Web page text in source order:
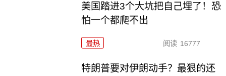
美国踏进3个大坑把自己埋了！恐
怕一个都爬不出
最热 阅读 16777
特朗普要对伊朗动手？最狠的还